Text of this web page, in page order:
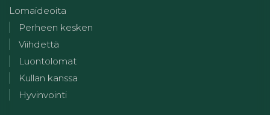
Lomaideoita
Perheen kesken
Viihdettä
Luontolomat
Kullan kanssa
Hyvinvointi